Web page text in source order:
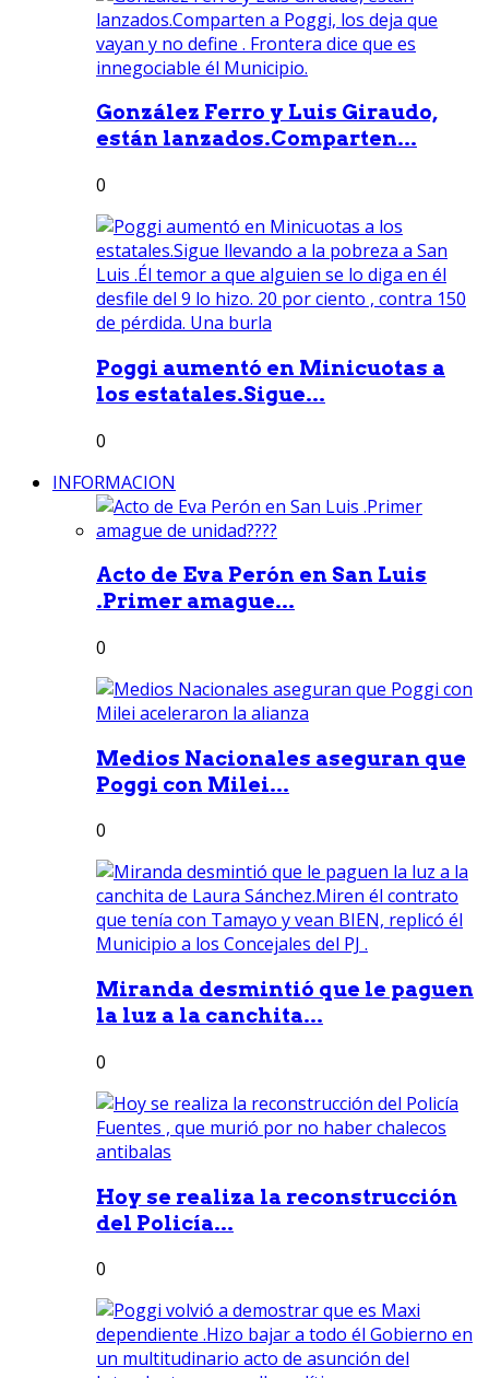
González Ferro y Luis Giraudo,
están lanzados.Comparten...
0
Poggi aumentó en Minicuotas a
los estatales.Sigue...
0
INFORMACION
Acto de Eva Perón en San Luis
.Primer amague...
0
Medios Nacionales aseguran que
Poggi con Milei...
0
Miranda desmintió que le paguen
la luz a la canchita...
0
Hoy se realiza la reconstrucción
del Policía...
0